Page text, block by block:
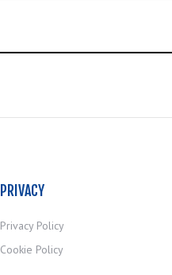
PRIVACY
Privacy Policy
Cookie Policy